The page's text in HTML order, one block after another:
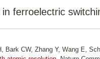
分
ferroelectric
Bark CW, Zhang Y, Wang E,